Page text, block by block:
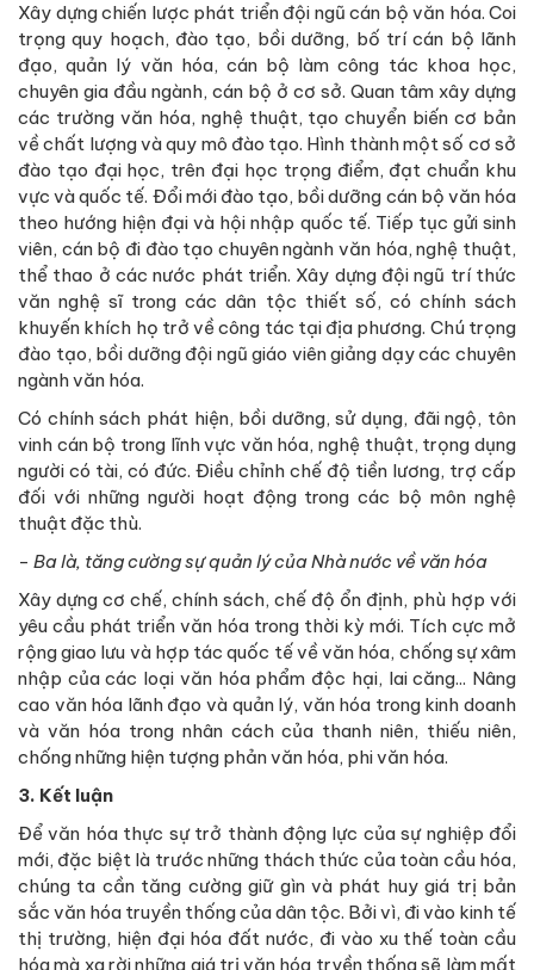
Xây dựng chiến lược phát triển đội ngũ cán bộ văn hóa. Coi
trọng quy hoạch, đào tạo, bồi dưỡng, bố trí cán bộ lãnh
đạo, quản lý văn hóa, cán bộ làm công tác khoa học,
chuyên gia đầu ngành, cán bộ ở cơ sở. Quan tâm xây dựng
các trường văn hóa, nghệ thuật, tạo chuyển biến cơ bản
về chất lượng và quy mô đào tạo. Hình thành một số cơ sở
đào tạo đại học, trên đại học trọng điểm, đạt chuẩn khu
vực và quốc tế. Đổi mới đào tạo, bồi dưỡng cán bộ văn hóa
theo hướng hiện đại và hội nhập quốc tế. Tiếp tục gửi sinh
viên, cán bộ đi đào tạo chuyên ngành văn hóa, nghệ thuật,
thể thao ở các nước phát triển. Xây dựng đội ngũ trí thức
văn nghệ sĩ trong các dân tộc thiết số, có chính sách
khuyến khích họ trở về công tác tại địa phương. Chú trọng
đào tạo, bồi dưỡng đội ngũ giáo viên giảng dạy các chuyên
ngành văn hóa.
Có chính sách phát hiện, bồi dưỡng, sử dụng, đãi ngộ, tôn
vinh cán bộ trong lĩnh vực văn hóa, nghệ thuật, trọng dụng
người có tài, có đức. Điều chỉnh chế độ tiền lương, trợ cấp
đối với những người hoạt động trong các bộ môn nghệ
thuật đặc thù.
- Ba là, tăng cường sự quản lý của Nhà nước về văn hóa
Xây dựng cơ chế, chính sách, chế độ ổn định, phù hợp với
yêu cầu phát triển văn hóa trong thời kỳ mới. Tích cực mở
rộng giao lưu và hợp tác quốc tế về văn hóa, chống sự xâm
nhập của các loại văn hóa phẩm độc hại, lai căng... Nâng
cao văn hóa lãnh đạo và quản lý, văn hóa trong kinh doanh
và văn hóa trong nhân cách của thanh niên, thiếu niên,
chống những hiện tượng phản văn hóa, phi văn hóa.
3. Kết luận
Để văn hóa thực sự trở thành động lực của sự nghiệp đổi
mới, đặc biệt là trước những thách thức của toàn cầu hóa,
chúng ta cần tăng cường giữ gìn và phát huy giá trị bản
sắc văn hóa truyền thống của dân tộc. Bởi vì, đi vào kinh tế
thị trường, hiện đại hóa đất nước, đi vào xu thế toàn cầu
hóa mà xa rời những giá trị văn hóa tryền thống sẽ làm mất